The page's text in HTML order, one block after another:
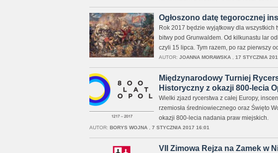
Ogłoszono datę tegorocznej
Rok 2017 będzie wyjątkowy dla
bitwy pod Grunwaldem. Od kilkunastu lar
czyli 15 lipca. Tym razem, po raz pierwszy
AUTOR: JOANNA MORAWSKA, 17 STYCZNIA
Międzynarodowy Turniej
Historyczny z okazji 800-lecia
Wielki zjazd rycerstwa z całej Europy,
rzemiosła średniowiecznego oraz Święto
okazji 800-lecia nadania praw miejskich.
AUTOR: BORYS WOJNA, 7 STYCZNIA 2017 16:01
VII Zimowa Rejza na Zamek w